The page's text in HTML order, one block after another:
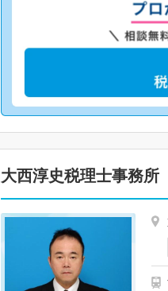
大西淳史税理士事務所